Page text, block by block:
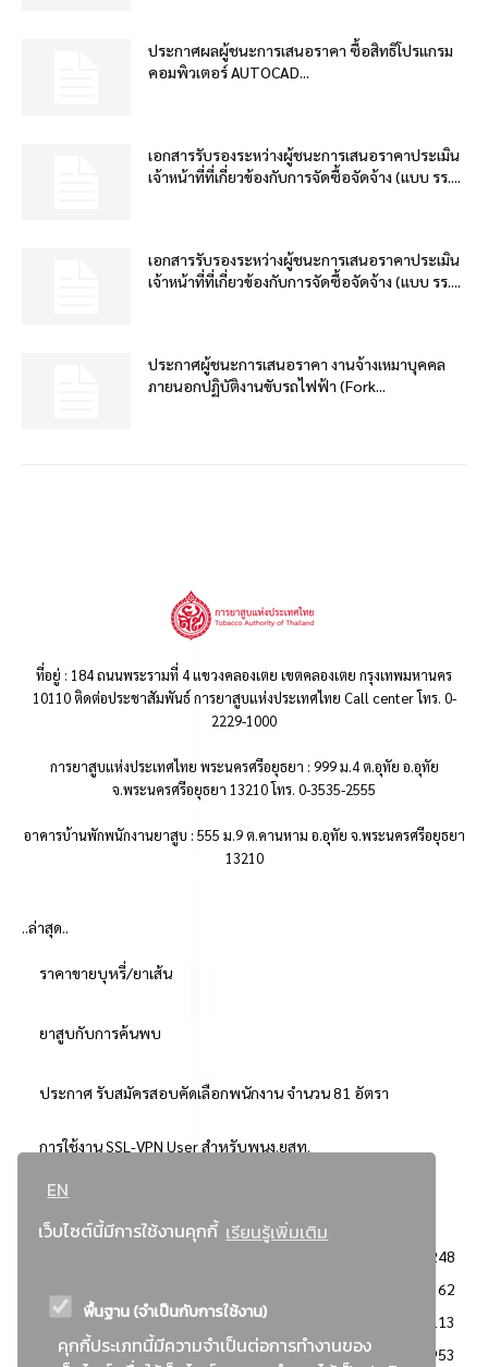
EN
เว็บไซต์นี้มีการใช้งานคุกกี้ เรียนรู้เพิ่มเติม
พื้นฐาน (จำเป็นกับการใช้งาน)
คุกกี้ประเภทนี้มีความจำเป็นต่อการทำงานของ
ประกาศผลผู้ชนะการเสนอราคา ซื้อสิทธิโปรแกรม
คอมพิวเตอร์ AUTOCAD...
เอกสารรับรองระหว่างผู้ชนะการเสนอราคาประเมิน
เจ้าหน้าที่ที่เกี่ยวข้องกับการจัดซื้อจัดจ้าง (แบบ รร....
เอกสารรับรองระหว่างผู้ชนะการเสนอราคาประเมิน
เจ้าหน้าที่ที่เกี่ยวข้องกับการจัดซื้อจัดจ้าง (แบบ รร....
ประกาศผู้ชนะการเสนอราคา งานจ้างเหมาบุคคล
ภายนอกปฏิบัติงานขับรถไฟฟ้า (Fork...
ที่อยู่ : 184 ถนนพระรามที่ 4 แขวงคลองเตย เขตคลองเตย กรุงเทพมหานคร
10110 ติดต่อประชาสัมพันธ์ การยาสูบแห่งประเทศไทย Call center โทร. 0-
2229-1000
การยาสูบแห่งประเทศไทย พระนครศรีอยุธยา : 999 ม.4 ต.อุทัย อ.อุทัย
จ.พระนครศรีอยุธยา 13210 โทร. 0-3535-2555
อาคารบ้านพักพนักงานยาสูบ : 555 ม.9 ต.คานหาม อ.อุทัย จ.พระนครศรีอยุธยา
13210
..ล่าสุด..
ราคาขายบุหรี่/ยาเส้น
ยาสูบกับการค้นพบ
ประกาศ รับสมัครสอบคัดเลือกพนักงาน จำนวน 81 อัตรา
การใช้งาน SSL-VPN User สำหรับพนง.ยสท.
..ยอดนิยม..
3248
2362
: วิธีเฉพาะเจาะจง
2113
ข่าวสาร/ประกาศ
1953